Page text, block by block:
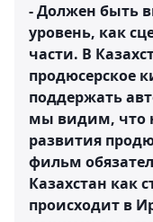
- Должен быть
уровень, как
части. В
продюсерское
поддержать
мы видим, что
развития
фильм
Казахстан как
происходит в